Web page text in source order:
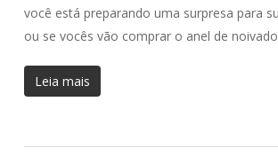
você está preparando uma surpresa para
ou se vocês vão comprar o anel de
Leia mais